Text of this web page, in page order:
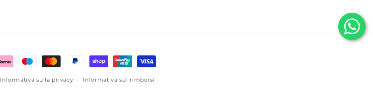
Informativa sulla privacy Informativa sui rimborsi